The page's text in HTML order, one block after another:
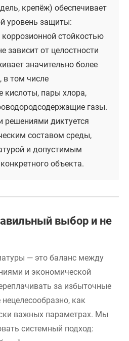
крепёж) обеспечивает
уровень защиты:
стойкостью
зависит от целостности
значительно более
в том числе
кислоты, пары хлора,
газы.
диктуется
составом среды,
и допустимым
объекта.
выбор и не
— это баланс между
и экономической
за избыточные
как
важных параметрах. Мы
системный подход: